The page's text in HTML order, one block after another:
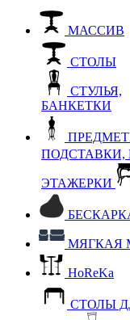
МАССИВ
СТОЛЫ
СТУЛЬЯ,
БАНКЕТКИ
ПОДСТАВКИ,
ЭТАЖЕРКИ
МЯГКАЯ
HoReKa
СТОЛЫ